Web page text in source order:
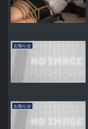
お知らせ
お知らせ